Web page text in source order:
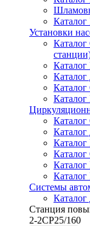
Установки
Каталог
Каталог
Каталог
Системы
Станция
2-2CP25/160